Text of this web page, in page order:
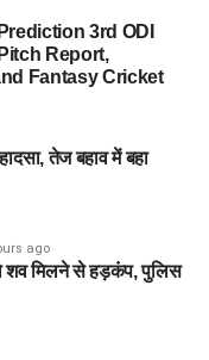
3rd ODI
Report,
Fantasy Cricket
हादसा, तेज बहाव में बहा
ago
शव मिलने से हड़कंप, पुलिस